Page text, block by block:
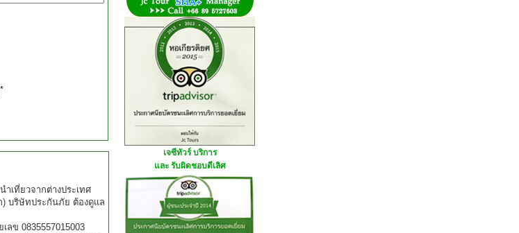
*
ำเที่ยวจากต่างประเทศ
) บริษัทประกันภัย ต้องดูแล
ข 0835557015003
เจซีทัวร์ บริการ
และ รับผิดชอบดีเลิศ